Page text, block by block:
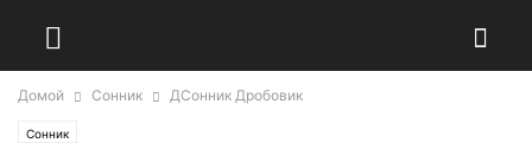
Домой Сонник ДСонник Дробовик
Сонник